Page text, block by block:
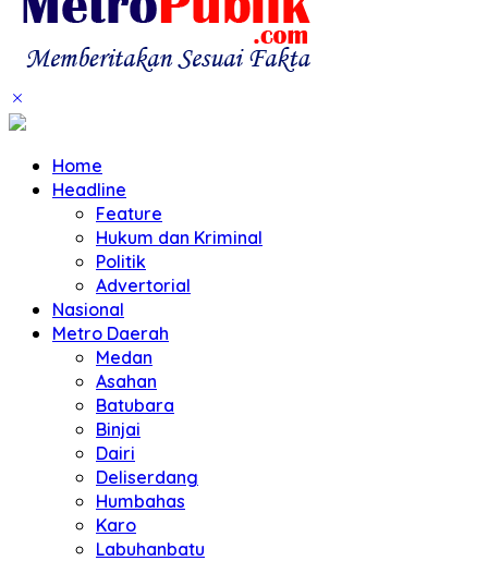
Home
Headline
Feature
Hukum dan Kriminal
Politik
Advertorial
Nasional
Metro Daerah
Medan
Asahan
Batubara
Binjai
Dairi
Deliserdang
Humbahas
Karo
Labuhanbatu